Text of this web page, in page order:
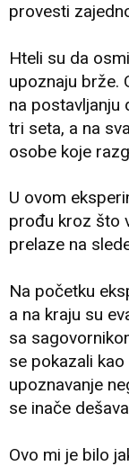
provesti
Hteli su da
upoznaju brže.
na postavljanju
tri seta, a na
osobe koje
U ovom
prođu kroz što
prelaze na
Na početku
a na kraju su
sa
se pokazali
upoznavanje
se inače
Ovo mi je bilo